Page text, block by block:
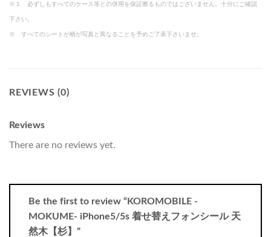
※１ 必ずしもすべてのケース等との併用を保証擦るものではございません。十分にご確認
下さい。
※ すべてのシートが柄が写真と異なることを予めご了承下さいませ。
REVIEWS (0)
Reviews
There are no reviews yet.
Be the first to review “KOROMOBILE -
MOKUME- iPhone5/5s 着せ替えフォンシール 天
然木【杉】”